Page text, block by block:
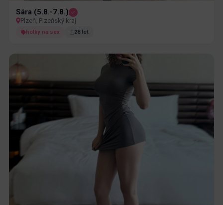
Sára (5.8.-7.8.)
Plzeň, Plzeňský kraj
holky na sex 28 let